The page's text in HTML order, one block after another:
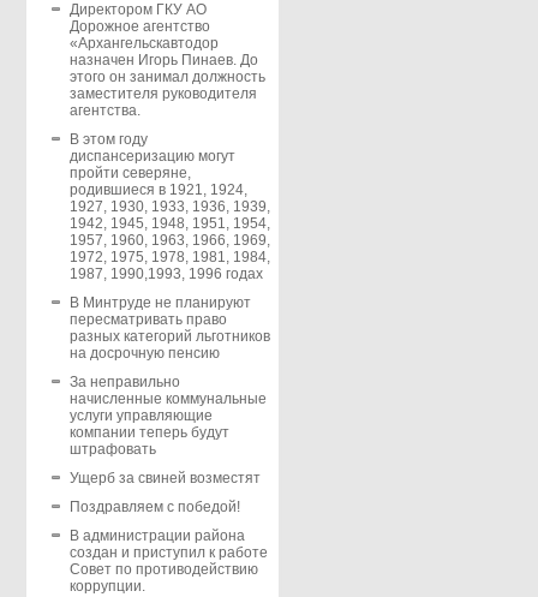
Директором ГКУ АО
Дорожное агентство
«Архангельскавтодор
назначен Игорь Пинаев. До
этого он занимал должность
заместителя руководителя
агентства.
В этом году
диспансеризацию могут
пройти северяне,
родившиеся в 1921, 1924,
1927, 1930, 1933, 1936, 1939,
1942, 1945, 1948, 1951, 1954,
1957, 1960, 1963, 1966, 1969,
1972, 1975, 1978, 1981, 1984,
1987, 1990,1993, 1996 годах
В Минтруде не планируют
пересматривать право
разных категорий льготников
на досрочную пенсию
За неправильно
начисленные коммунальные
услуги управляющие
компании теперь будут
штрафовать
Ущерб за свиней возместят
Поздравляем с победой!
В администрации района
создан и приступил к работе
Совет по противодействию
коррупции.